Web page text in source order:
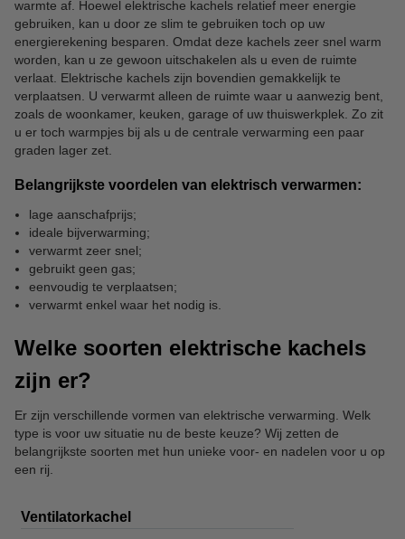
warmte af. Hoewel elektrische kachels relatief meer energie
gebruiken, kan u door ze slim te gebruiken toch op uw
energierekening besparen. Omdat deze kachels zeer snel warm
worden, kan u ze gewoon uitschakelen als u even de ruimte
verlaat. Elektrische kachels zijn bovendien gemakkelijk te
verplaatsen. U verwarmt alleen de ruimte waar u aanwezig bent,
zoals de woonkamer, keuken, garage of uw thuiswerkplek. Zo zit
u er toch warmpjes bij als u de centrale verwarming een paar
graden lager zet.
Belangrijkste voordelen van elektrisch verwarmen:
lage aanschafprijs;
ideale bijverwarming;
verwarmt zeer snel;
gebruikt geen gas;
eenvoudig te verplaatsen;
verwarmt enkel waar het nodig is.
Welke soorten elektrische kachels
zijn er?
Er zijn verschillende vormen van elektrische verwarming. Welk
type is voor uw situatie nu de beste keuze? Wij zetten de
belangrijkste soorten met hun unieke voor- en nadelen voor u op
een rij.
Ventilatorkachel